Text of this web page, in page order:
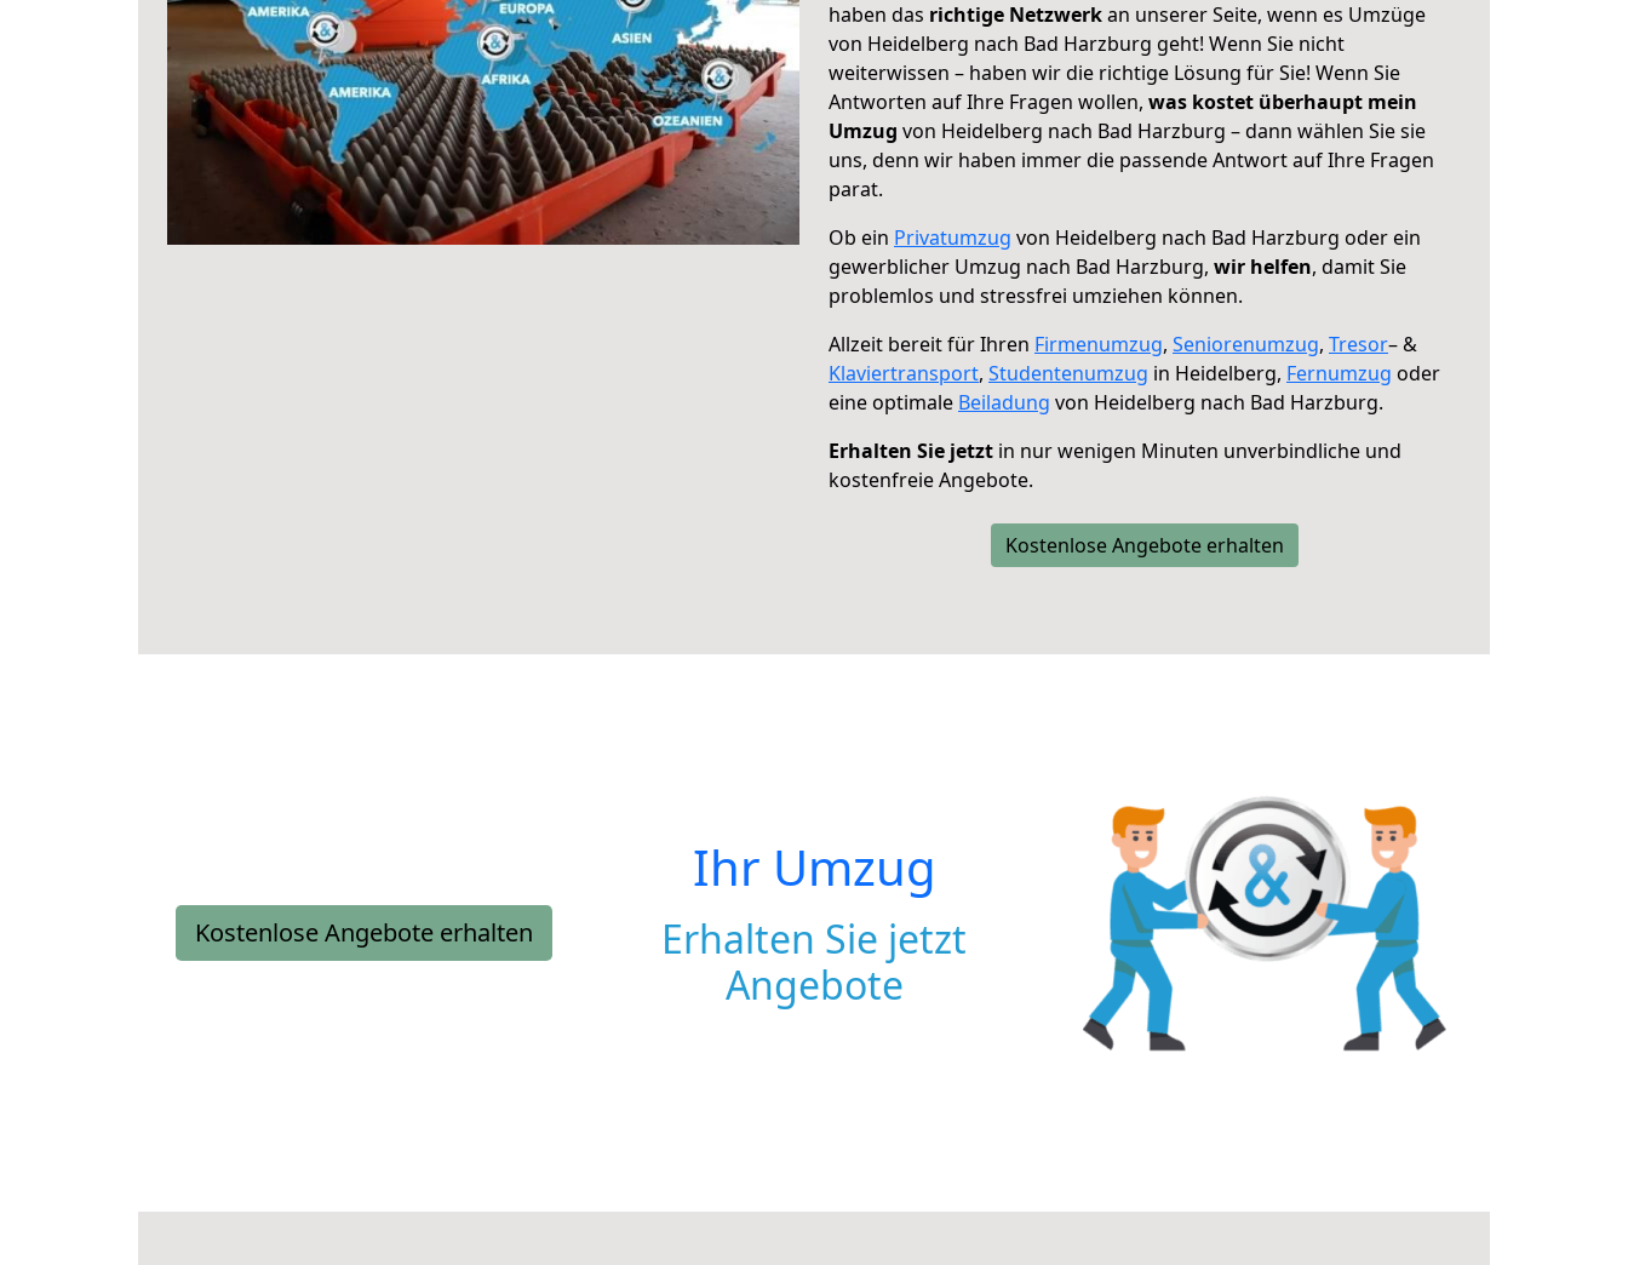
haben das richtige Netzwerkan unserer Seite, wenn es Umzüge
von Heidelberg nach Bad Harzburg geht! Wenn Sie nicht
weiterwissen – haben wir die richtige Lösung für Sie! Wenn Sie
Antworten auf Ihre Fragen wollen, was kostet überhaupt mein
Umzug von Heidelberg nach Bad Harzburg – dann wählen Sie sie
uns, denn wir haben immer die passende Antwort auf Ihre Fragen
parat.
Ob ein Privatumzug von Heidelberg nach Bad Harzburg oder ein
gewerblicher Umzug nach Bad Harzburg, wir helfen, damit Sie
problemlos und stressfrei umziehen können.
Allzeit bereit für Ihren Firmenumzug, Seniorenumzug, Tresor– &
Klaviertransport, Studentenumzug in Heidelberg, Fernumzug oder
eine optimale Beiladung von Heidelberg nach Bad Harzburg.
Erhalten Sie jetzt in nur wenigen Minuten unverbindliche und
kostenfreie Angebote.
Kostenlose Angebote erhalten
Kostenlose Angebote erhalten
Ihr Umzug
Erhalten Sie jetzt
Angebote